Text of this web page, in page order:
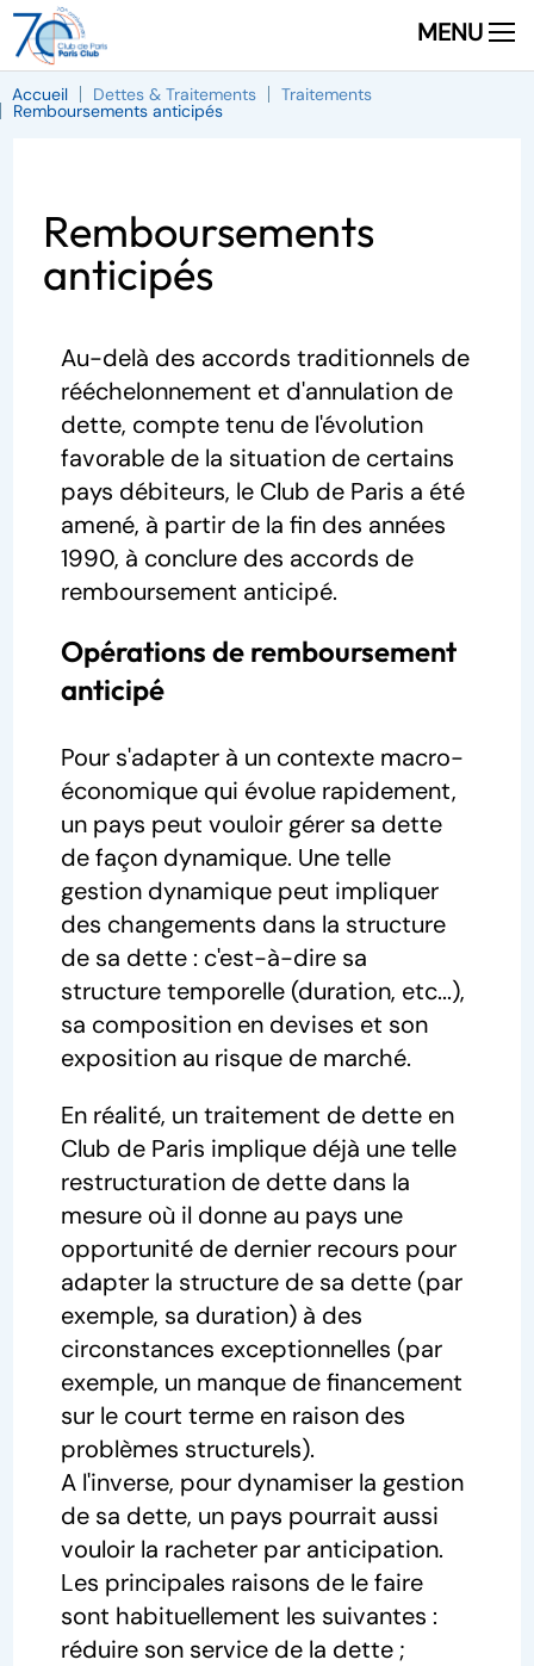
MENU
Accueil Dettes & Traitements Traitements
Remboursements anticipés
Remboursements
anticipés
Au-delà des accords traditionnels de
rééchelonnement et d'annulation de
dette, compte tenu de l'évolution
favorable de la situation de certains
pays débiteurs, le Club de Paris a été
amené, à partir de la fin des années
1990, à conclure des accords de
remboursement anticipé.
Opérations de remboursement
anticipé
Pour s'adapter à un contexte macro-
économique qui évolue rapidement,
un pays peut vouloir gérer sa dette
de façon dynamique. Une telle
gestion dynamique peut impliquer
des changements dans la structure
de sa dette : c'est-à-dire sa
structure temporelle (duration, etc...),
sa composition en devises et son
exposition au risque de marché.
En réalité, un traitement de dette en
Club de Paris implique déjà une telle
restructuration de dette dans la
mesure où il donne au pays une
opportunité de dernier recours pour
adapter la structure de sa dette (par
exemple, sa duration) à des
circonstances exceptionnelles (par
exemple, un manque de financement
sur le court terme en raison des
problèmes structurels).
A l'inverse, pour dynamiser la gestion
de sa dette, un pays pourrait aussi
vouloir la racheter par anticipation.
Les principales raisons de le faire
sont habituellement les suivantes :
réduire son service de la dette ;